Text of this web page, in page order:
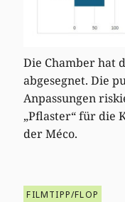
Die Chamber hat
abgesegnet. Die
Anpassungen
„Pflaster“ für die
der Méco.
FILMTIPP/FLOP